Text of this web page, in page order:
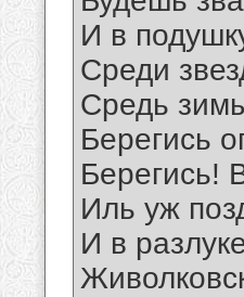
И в
Среди
Средь
Берегись
Берегись!
Иль уж
И в